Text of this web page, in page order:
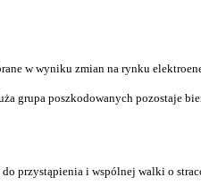
w wyniku zmian na rynku
grupa poszkodowanych pozostaje
przystąpienia i wspólnej walki o